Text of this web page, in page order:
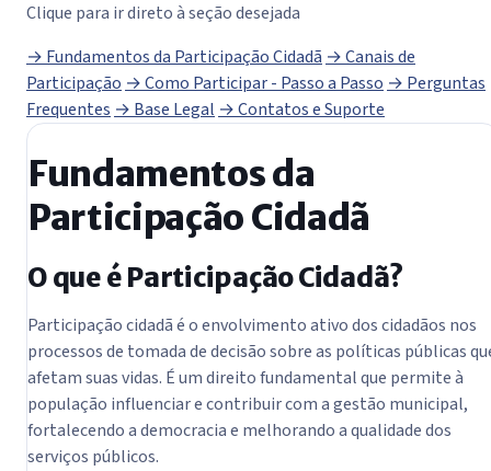
Clique para ir direto à seção desejada
→ Fundamentos da Participação Cidadã → Canais de
Participação → Como Participar - Passo a Passo → Perguntas
Frequentes → Base Legal → Contatos e Suporte
Fundamentos da
Participação Cidadã
O que é Participação Cidadã?
Participação cidadã é o envolvimento ativo dos cidadãos nos
processos de tomada de decisão sobre as políticas públicas
afetam suas vidas. É um direito fundamental que permite à
população influenciar e contribuir com a gestão municipal,
fortalecendo a democracia e melhorando a qualidade dos
serviços públicos.